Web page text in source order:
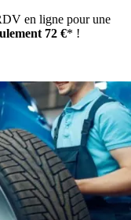
en ligne pour une
72 €* !